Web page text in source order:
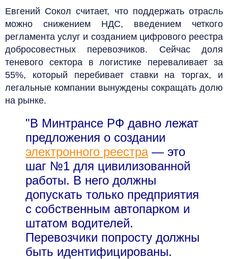
Евгений Сокол считает, что поддержать отрасль
можно снижением НДС, введением четкого
регламента услуг и созданием цифрового реестра
добросовестных перевозчиков. Сейчас доля
теневого сектора в логистике переваливает за
55%, который перебивает ставки на торгах, и
легальные компании вынуждены сокращать долю
на рынке.
"В Минтрансе РФ давно лежат
предложения о создании
электронного реестра— это
шаг №1 для цивилизованной
работы. В него должны
допускать только предприятия
с собственным автопарком и
штатом водителей.
Перевозчики попросту должны
быть идентифицированы.